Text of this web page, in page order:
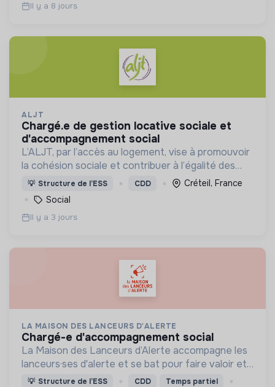
Il y a 8 jours
ALJT
chargé.e de gestion locative sociale et
d'accompagnement social
L’ALJT, par l’accès au logement, vise à promouvoir
la cohésion sociale et contribuer à l’égalité des
chances. L’ALJT loge et accompagne
annuellement plus de 12 000 jeunes âgé.e.s de 18 à
32 ans.
💡 Structure de l’ESS CDD
Créteil, France
Social
Il y a 3 jours
LA MAISON DES LANCEURS D'ALERTE
chargé-e d'accompagnement social
La Maison des Lanceurs d’Alerte accompagne les
lanceurs·ses d'alerte et se bat pour faire valoir et
améliorer leurs droits.
💡 Structure de l’ESS CDD Temps partiel